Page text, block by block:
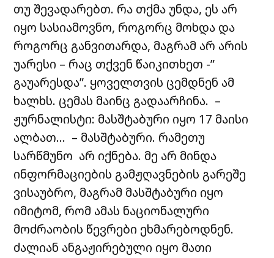
თუ შევადარებთ. რა თქმა უნდა, ეს არ
იყო სასიამოვნო, როგორც მოხდა და
როგორც განვითარდა, მაგრამ არ არის
უარესი – რაც თქვენ წაიკითხეთ -”
გაუარესდა”. ყოველთვის ცემდნენ ამ
ხალხს. ცემას მაინც გადაარჩინა. –
ჟურნალისტი: მასშტაბური იყო 17 მაისი
ალბათ… – მასშტაბური. რამეთუ
სარწმუნო არ იქნება. მე არ მინდა
ინფორმაციების გამჟღავნების გარეშე
ვისაუბრო, მაგრამ მასშტაბური იყო
იმიტომ, რომ ამას ნაციონალური
მოძრაობის წევრები ეხმარებოდნენ.
ძალიან ანგაჟირებული იყო მათი